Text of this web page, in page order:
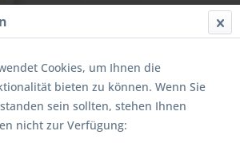
Cookies, um Ihnen die
bieten zu können. Wenn Sie
sein sollten, stehen Ihnen
nicht zur Verfügung: